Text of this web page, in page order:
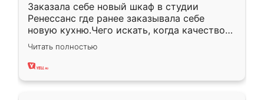
Заказала себе новый шкаф в студии
Ренессанс где ранее заказывала себе
новую кухню.Чего искать, когда качеством
вполне довольна. Служит кухня уже почти
два года, нареканий нет.
Читать полностью